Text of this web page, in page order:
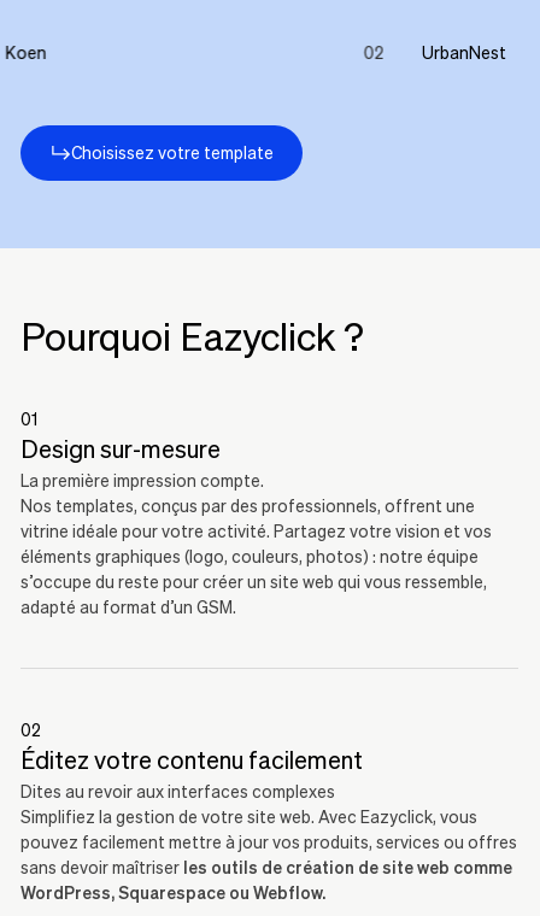
UrbanNest
Choisissez votre template
Pourquoi Eazyclick ?
01
Design sur-mesure
La première impression compte.
Nos templates, conçus par des professionnels, offrent une
vitrine idéale pour votre activité. Partagez votre vision et vos
éléments graphiques (logo, couleurs, photos) : notre équipe
s’occupe du reste pour créer un site web qui vous ressemble,
adapté au format d’un GSM.
02
Éditez votre contenu facilement
Dites au revoir aux interfaces complexes
Simplifiez la gestion de votre site web. Avec Eazyclick, vous
pouvez facilement mettre à jour vos produits, services ou offres
sans devoir maîtriser les outils de création de site web comme
WordPress, Squarespace ou Webflow.